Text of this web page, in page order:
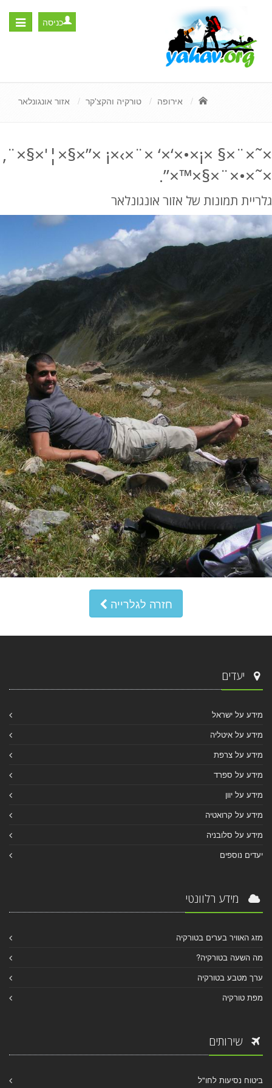
Toggle
כניסה
אירופה טורקיה והקצ'קר אזור אונגונלאר
×˜×¨×§ ×¡×•×‘×‘ ×¨×›×¡ ×”×§×¦'×§×¨,
×˜×•×¨×§×™×”.
גלריית תמונות של אזור אונגונלאר
חזרה לגלרייה
יעדים
מידע על ישראל
מידע על איטליה
מידע על צרפת
מידע על ספרד
מידע על יוון
מידע על קרואטיה
מידע על סלובניה
יעדים נוספים
מידע רלוונטי
מזג האוויר בערים בטורקיה
מה השעה בטורקיה?
ערך מטבע בטורקיה
מפת טורקיה
שירותים
ביטוח נסיעות לחו"ל